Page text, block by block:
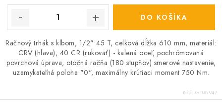
DO KOŠÍKA
Račnový trhák s klbom, 1/2" 45 T, celková dĺžka 610 mm, materiál:
CRV (hlava), 40 CR (rukoväť) - kalená oceľ, pochrómovaná
povrchová úprava, otočná račňa (180 stupňov) smerové nastavenie,
uzamykateľná poloha "0", maximálny krútiaci moment 750 Nm.
Kód: GT08-947